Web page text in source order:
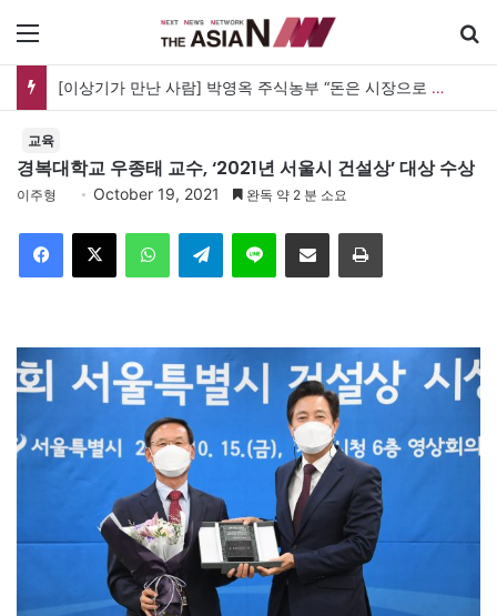
[신간] 대통령의 등 뒤 1미터…“보이지 않는 자리에서 누구를 지킨다는 것”
교육
경복대학교 우종태 교수, ‘2021년 서울시 건설상’ 대상 수상
이주형 October 19, 2021 완독 약 2 분 소요
Telegram 이메일